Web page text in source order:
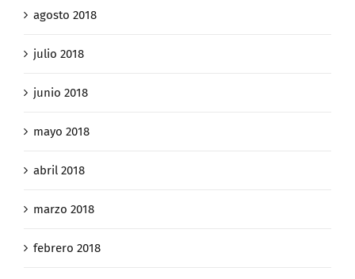
agosto 2018
julio 2018
junio 2018
mayo 2018
abril 2018
marzo 2018
febrero 2018